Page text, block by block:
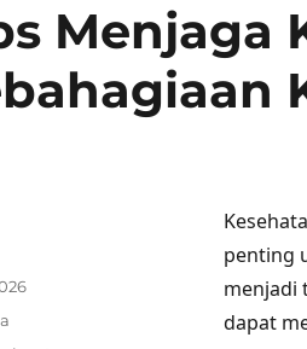
Menjaga
penting
menjadi
dapat